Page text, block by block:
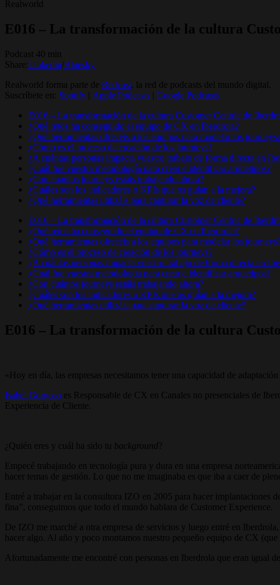
Realworld
E016 – La transformación de la cultura
Podcast 40 min
Share: Linkedin Bluesky
Realworld forma parte de Redcast , la red de podcasts del mundo digital.
Suscríbete en: Spotify Apple Podcasts
Google Podcasts
E016 – La transformación de la cultura Customer Centric de
¿Qué retos ha conseguido el equipo de CX en Iberdrola?
¿Qué herramientas ofrecéis a los equipos para modelar los
¿Cómo es el proceso de creación de los journeys?
¿A cuántas personas impacta vuestro trabajo de forma directa en
¿Cuál fue vuestra metodología para crear e identificar arquetipos?
¿Con cuántos journeys estáis trabajando ahora?
¿Cuáles son los indicadores o KPIs que os guían a la mejora?
¿Qué herramientas utilizáis para capturar la voz de cliente?
E016 – La transformación de la cultura Customer Centric de
¿Qué retos ha conseguido el equipo de CX en Iberdrola?
¿Qué herramientas ofrecéis a los equipos para modelar los
¿Cómo es el proceso de creación de los journeys?
¿A cuántas personas impacta vuestro trabajo de forma directa en
¿Cuál fue vuestra metodología para crear e identificar arquetipos?
¿Con cuántos journeys estáis trabajando ahora?
¿Cuáles son los indicadores o KPIs que os guían a la mejora?
¿Qué herramientas utilizáis para capturar la voz de cliente?
E016 – La transformación de la cultura
«Hoy en día, las empresas necesitamos tener una capacidad de
Isabel Gorgoso es Responsable de CX en Canales no presenciales de
Experiencia de Cliente.
¿Quién eres y cuál ha sido tu background ?
Empecé trabajando en tecnología pura y dura en una empresa
hacer temas de gestión. Lo que no me imaginaba es que iba a caer de
Entré a trabajar en la consultora IZO en 2005 para hacer implantaciones
fina”, conseguimos que todo el mundo hablara de Customer Experience.
De IZO me marché a otra empresa de servicios y luego entré en
hacer algo. Al año y poco montamos nuestro pequeño equipo de CX
Afortunadamente me encontré con personas en Iberdrola que eran igual